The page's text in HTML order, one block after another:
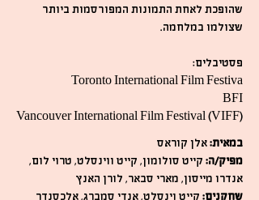
שהופכת לאחת התמונות המפורסמות ביותר
שצולמו במלחמה.
פסטיבלים:
Toronto International Film Festiva
BFI
Vancouver International Film Festival (VIFF)
במאית:אלן קוראס
מפיק/ה: קייט סולומון, קייט ווינסלט, טרוי לום,
אנדרו מייסון, מארי סבאר, לורן האנץ
שחקנים: קייט וינסלט, אנדי סמברג, אלכסנדר